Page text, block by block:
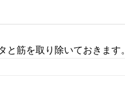
筋を取り除いておきます。